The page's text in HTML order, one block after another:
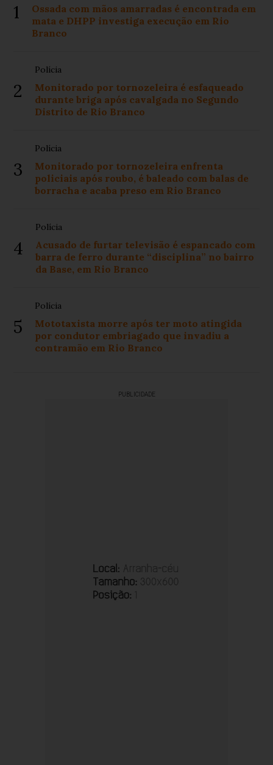
1
Ossada com mãos amarradas é encontrada em
mata e DHPP investiga execução em Rio
Branco
2
Polícia
Monitorado por tornozeleira é esfaqueado
durante briga após cavalgada no Segundo
Distrito de Rio Branco
3
Polícia
Monitorado por tornozeleira enfrenta
policiais após roubo, é baleado com balas de
borracha e acaba preso em Rio Branco
4
Polícia
Acusado de furtar televisão é espancado com
barra de ferro durante “disciplina” no bairro
da Base, em Rio Branco
5
Polícia
Mototaxista morre após ter moto atingida
por condutor embriagado que invadiu a
contramão em Rio Branco
PUBLICIDADE